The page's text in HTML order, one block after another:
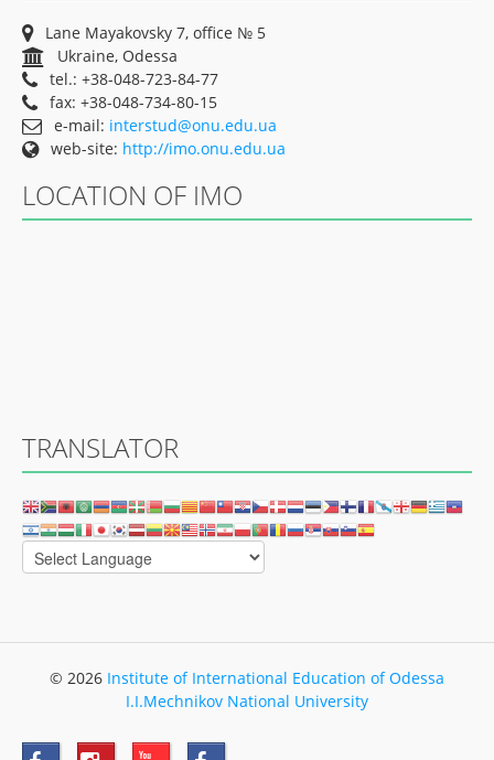
Lane Mayakovsky 7, office № 5
Ukraine, Odessa
tel.: +38-048-723-84-77
fax: +38-048-734-80-15
e-mail: interstud@onu.edu.ua
web-site: http://imo.onu.edu.ua
LOCATION OF IMO
TRANSLATOR
© 2026 Institute of International Education of Odessa
I.I.Mechnikov National University